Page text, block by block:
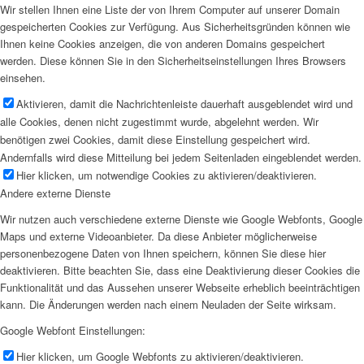
Wir stellen Ihnen eine Liste der von Ihrem Computer auf unserer Domain
gespeicherten Cookies zur Verfügung. Aus Sicherheitsgründen können wie
Ihnen keine Cookies anzeigen, die von anderen Domains gespeichert
werden. Diese können Sie in den Sicherheitseinstellungen Ihres Browsers
einsehen.
Aktivieren, damit die Nachrichtenleiste dauerhaft ausgeblendet wird und
alle Cookies, denen nicht zugestimmt wurde, abgelehnt werden. Wir
benötigen zwei Cookies, damit diese Einstellung gespeichert wird.
Andernfalls wird diese Mitteilung bei jedem Seitenladen eingeblendet werden.
Hier klicken, um notwendige Cookies zu aktivieren/deaktivieren.
Andere externe Dienste
Wir nutzen auch verschiedene externe Dienste wie Google Webfonts, Google
Maps und externe Videoanbieter. Da diese Anbieter möglicherweise
personenbezogene Daten von Ihnen speichern, können Sie diese hier
deaktivieren. Bitte beachten Sie, dass eine Deaktivierung dieser Cookies die
Funktionalität und das Aussehen unserer Webseite erheblich beeinträchtigen
kann. Die Änderungen werden nach einem Neuladen der Seite wirksam.
Google Webfont Einstellungen:
Hier klicken, um Google Webfonts zu aktivieren/deaktivieren.